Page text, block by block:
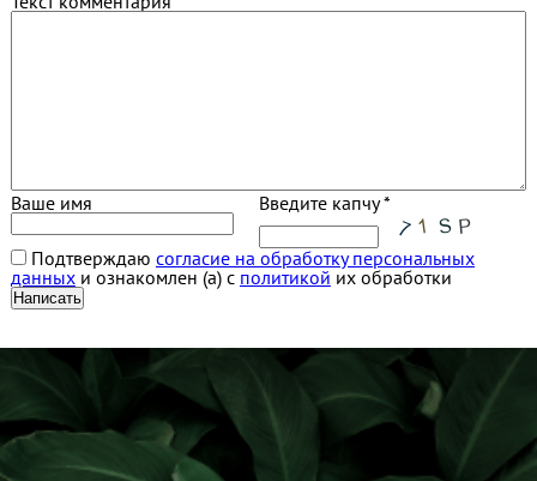
Ваше имя Введите капчу *
Подтверждаю согласие на обработку персональных
данныхи ознакомлен (а) с политикой их обработки